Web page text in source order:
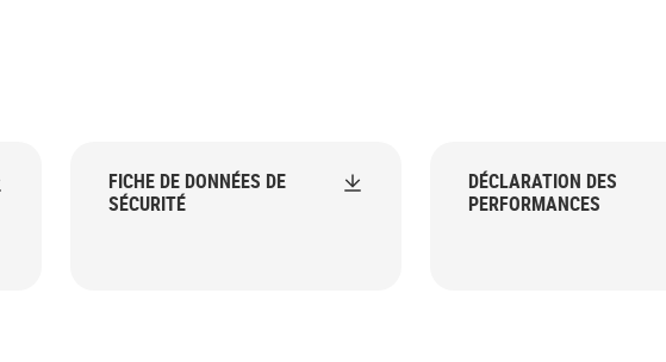
FICHE DE DONNÉES DE
SÉCURITÉ
DÉCLARATION DES
PERFORMANCES